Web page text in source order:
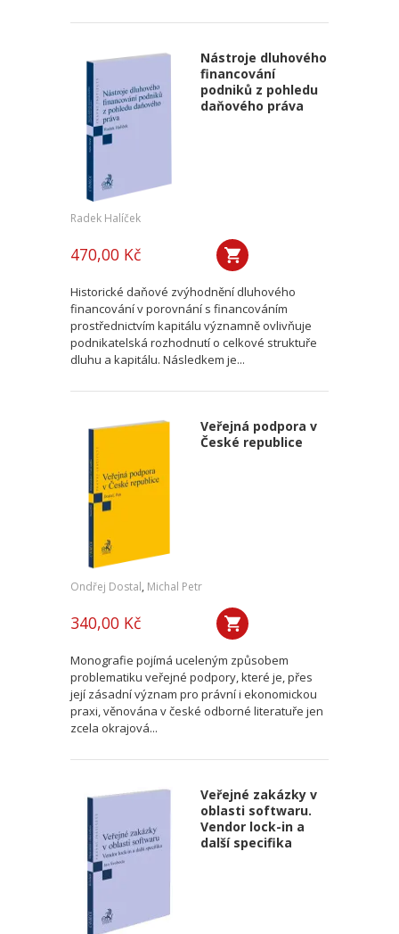
Nástroje dluhového
financování
podniků z pohledu
daňového práva
Radek Halíček
470,00 Kč
Historické daňové zvýhodnění dluhového
financování v porovnání s financováním
prostřednictvím kapitálu významně ovlivňuje
podnikatelská rozhodnutí o celkové struktuře
dluhu a kapitálu. Následkem je...
Veřejná podpora v
České republice
Ondřej Dostal, Michal Petr
340,00 Kč
Monografie pojímá uceleným způsobem
problematiku veřejné podpory, které je, přes
její zásadní význam pro právní i ekonomickou
praxi, věnována v české odborné literatuře jen
zcela okrajová...
Veřejné zakázky v
oblasti softwaru.
Vendor lock-in a
další specifika